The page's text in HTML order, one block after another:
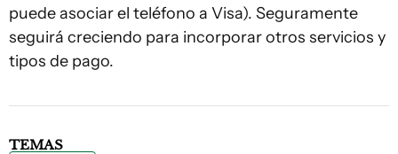
puede asociar el teléfono a Visa). Seguramente
seguirá creciendo para incorporar otros servicios y
tipos de pago.
TEMAS